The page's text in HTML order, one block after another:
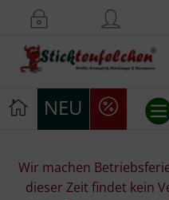
NEU
Stickpackungen
Wir machen
dieser Zeit findet kein